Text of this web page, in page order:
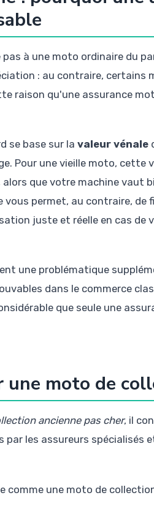
à une moto ordinaire du
: au contraire, certains
raison qu'une assurance
se base sur la valeur vénale
Pour une vieille moto, cette
que votre machine vaut
vous permet, au contraire, de
juste et réelle en cas de
une problématique
dans le commerce
que seule une
moto de
ancienne pas cher, il
par les assureurs spécialisés
comme une moto de